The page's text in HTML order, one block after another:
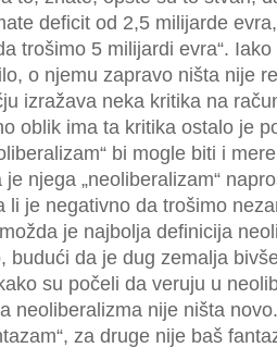
deficit od 2,5 milijarde
trošimo 5 milijardi evra“.
o njemu zapravo ništa nije
izražava neka kritika na
oblik ima ta kritika ostalo je
bi mogle biti i
njega „neoliberalizam“
li je negativno da trošimo
je najbolja definicija
budući da je dug zemalja
su počeli da veruju u
neoliberalizma nije ništa
za druge nije baš